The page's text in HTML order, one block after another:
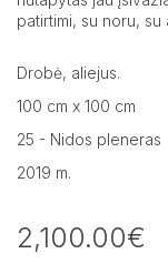
patirtimi, su noru, su
Drobė, aliejus.
100 cm x 100 cm
25 - Nidos pleneras
2019 m.
2,100.00€